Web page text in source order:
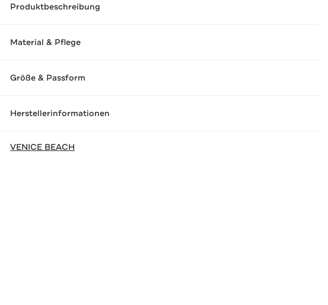
Produktbeschreibung
Material & Pflege
Größe & Passform
Herstellerinformationen
VENICE BEACH